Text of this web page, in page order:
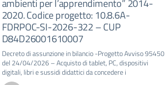
ambienti per l’apprendimento” 2014-
2020. Codice progetto: 10.8.6A-
FDRPOC-SI-2026-322 – CUP
D84D26001610007
Decreto di assunzione in bilancio -Progetto Avviso 95450
del 24/04/2026 – Acquisto di tablet, PC, dispositivi
digitali, libri e sussidi didattici da concedere i